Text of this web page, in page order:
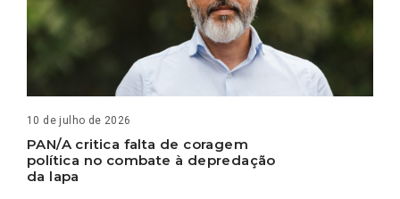
10 de julho de 2026
PAN/A critica falta de coragem
política no combate à depredação
da lapa